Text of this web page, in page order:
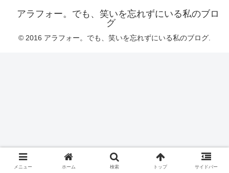
アラフォー。でも、笑いを忘れずにいる私のブロ
グ
© 2016 アラフォー。でも、笑いを忘れずにいる私のブログ.
メニュー ホーム 検索 トップ サイドバー